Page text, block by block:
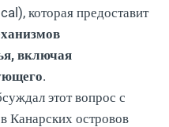
которая предоставит
включая
.
этот вопрос с
Канарских островов